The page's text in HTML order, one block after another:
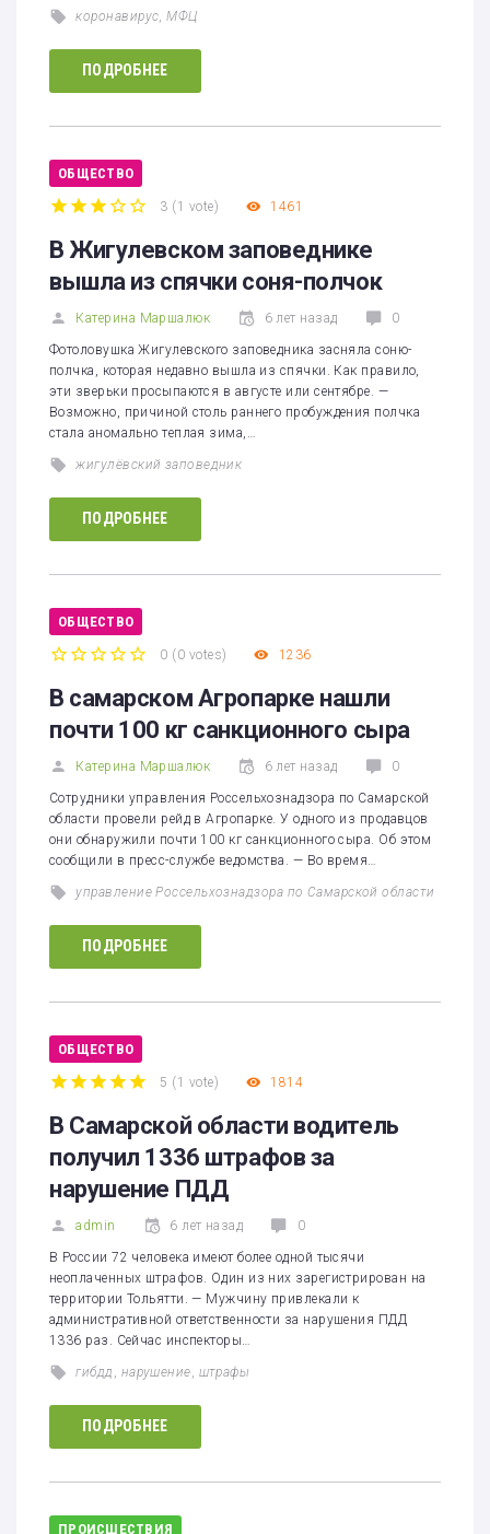
коронавирус ,МФЦ
ПОДРОБНЕЕ
ОБЩЕСТВО
3 (1 vote) 1461
В Жигулевском заповеднике
вышла из спячки соня-полчок
Катерина Маршалюк 6 лет назад 0
Фотоловушка Жигулевского заповедника засняла соню-
полчка, которая недавно вышла из спячки. Как правило,
эти зверьки просыпаются в августе или сентябре. —
Возможно, причиной столь раннего пробуждения полчка
стала аномально теплая зима,…
жигулёвский заповедник
ПОДРОБНЕЕ
ОБЩЕСТВО
0 (0 votes) 1236
В самарском Агропарке нашли
почти 100 кг санкционного сыра
Катерина Маршалюк 6 лет назад 0
Сотрудники управления Россельхознадзора по Самарской
области провели рейд в Агропарке. У одного из продавцов
они обнаружили почти 100 кг санкционного сыра. Об этом
сообщили в пресс-службе ведомства. — Во время…
управление Россельхознадзора по Самарской области
ПОДРОБНЕЕ
ОБЩЕСТВО
5 (1 vote) 1814
В Самарской области водитель
получил 1336 штрафов за
нарушение ПДД
admin 6 лет назад 0
В России 72 человека имеют более одной тысячи
неоплаченных штрафов. Один из них зарегистрирован на
территории Тольятти. — Мужчину привлекали к
административной ответственности за нарушения ПДД
1336 раз. Сейчас инспекторы…
гибдд нарушение штрафы
ПОДРОБНЕЕ
ПРОИСШЕСТВИЯ